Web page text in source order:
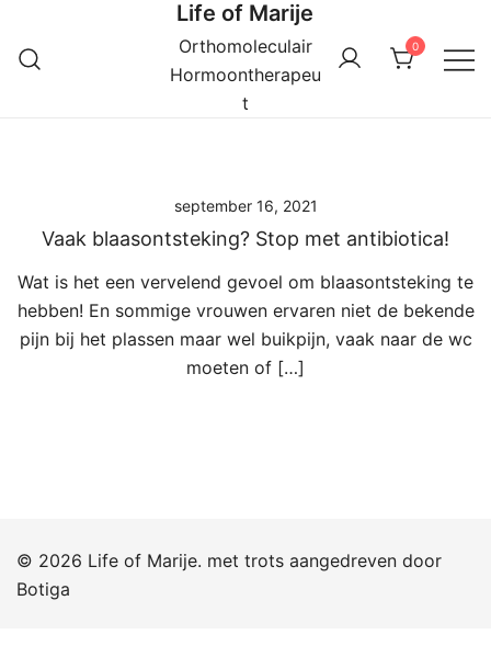
Life of Marije
Orthomoleculair
Hormoontherapeu
t
0
september 16, 2021
Vaak blaasontsteking? Stop met antibiotica!
Wat is het een vervelend gevoel om blaasontsteking te
hebben! En sommige vrouwen ervaren niet de bekende
pijn bij het plassen maar wel buikpijn, vaak naar de wc
moeten of […]
© 2026 Life of Marije. met trots aangedreven door
Botiga